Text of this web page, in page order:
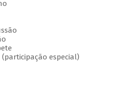
especial)